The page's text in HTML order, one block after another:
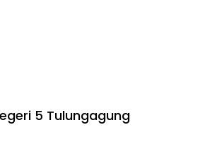
5 Tulungagung